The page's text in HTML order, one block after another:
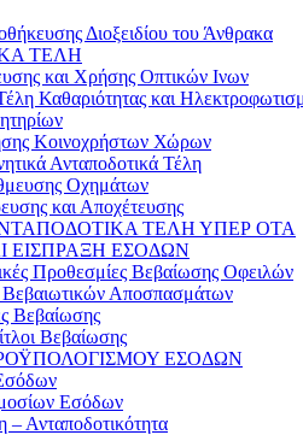
Διοξειδίου του Άνθρακα
ΤΕΛΗ
και Χρήσης Οπτικών Ινων
Καθαριότητας και
Κοινοχρήστων Χώρων
Ανταποδοτικά Τέλη
Οχημάτων
και Αποχέτευσης
ΤΕΛΗ ΥΠΕΡ ΟΤΑ
ΕΙΣΠΡΑΞΗ ΕΣΟΔΩΝ
Προθεσμίες Βεβαίωσης Οφειλών
Αποσπασμάτων
Βεβαίωσης
Βεβαίωσης
ΕΣΟΔΩΝ
Εσόδων
– Ανταποδοτικότητα